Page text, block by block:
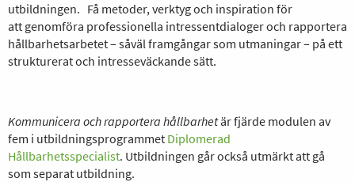
utbildningen. Få metoder, verktyg och inspiration för
att genomföra professionella intressentdialoger och rapportera
hållbarhetsarbetet – såväl framgångar som utmaningar – på ett
strukturerat och intresseväckande sätt.
Kommunicera och rapportera hållbarhetär fjärde modulen av
fem i utbildningsprogrammet Diplomerad
Hållbarhetsspecialist. Utbildningen går också utmärkt att gå
som separat utbildning.